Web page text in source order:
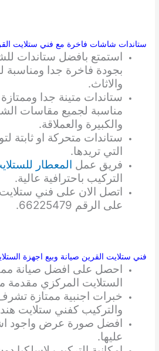
ستاندات شاشات فاخرة مع فني ستلايت
استمتع بافضل ستاندات
بجودة فاخرة جدا ومناسبة
والاثاث.
ستاندات متينة جدا
مناسبة لجميع مقاسات
والكبيرة والعملاقة.
ستاندات متحركة او ثابتة
التي تريدها.
فريق عمل المعطار
التركيب باحترافية عالية.
اتصل الان على فني
على الرقم 66225479.
فني ستلايت القرين صيانة وبيع اجهزة
احصل على افضل صيانة
الستلايت المركزي مقدمة
خبرات اجنبية ممتازة
والتركيب كفني ستلايت
افضل صورة عرض واجود
عليها.